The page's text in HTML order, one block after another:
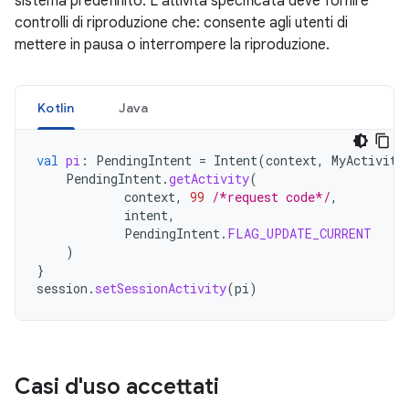
controlli di riproduzione che: consente agli utenti di
mettere in pausa o interrompere la riproduzione.
Kotlin Java
val pi : PendingIntent = Intent(context, MyActivity
PendingIntent.getActivity(
context, 99 /*request code*/,
intent,
PendingIntent. FLAG_UPDATE_CURRENT
)
}
session . setSessionActivity(pi)
Casi d'uso accettati